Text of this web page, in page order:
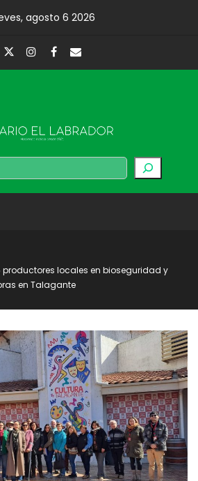
agosto 6 2026
Buscar
productores locales en bioseguridad y
en Talagante